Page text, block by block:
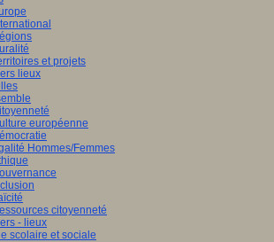
et projets
lieux
européenne
Hommes/Femmes
citoyenneté
- lieux
scolaire et sociale